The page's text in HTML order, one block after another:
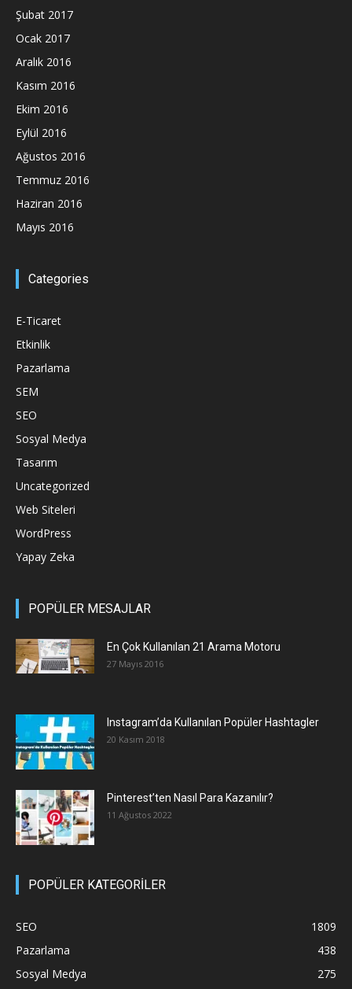
Şubat 2017
Ocak 2017
Aralık 2016
Kasım 2016
Ekim 2016
Eylül 2016
Ağustos 2016
Temmuz 2016
Haziran 2016
Mayıs 2016
Categories
E-Ticaret
Etkinlik
Pazarlama
SEM
SEO
Sosyal Medya
Tasarım
Uncategorized
Web Siteleri
WordPress
Yapay Zeka
POPÜLER MESAJLAR
En Çok Kullanılan 21 Arama Motoru
27 Mayıs 2016
Instagram’da Kullanılan Popüler Hashtagler
20 Kasım 2018
Pinterest’ten Nasıl Para Kazanılır?
11 Ağustos 2022
POPÜLER KATEGORİLER
SEO
1809
Pazarlama
438
Sosyal Medya
275